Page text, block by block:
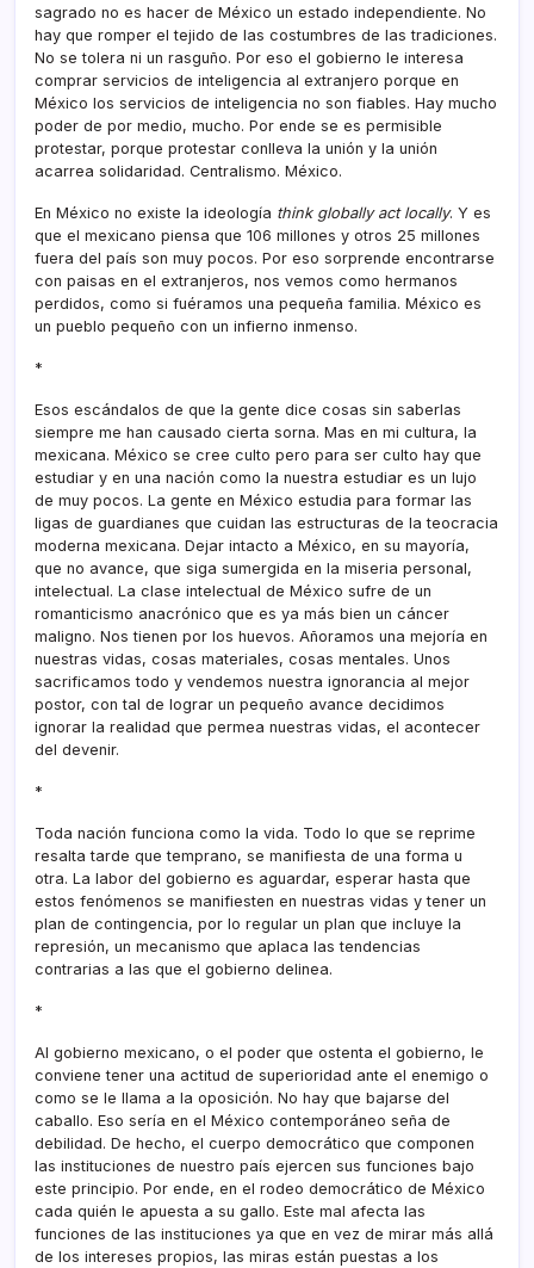
sagrado no es hacer de México un estado independiente. No
hay que romper el tejido de las costumbres de las tradiciones.
No se tolera ni un rasguño. Por eso el gobierno le interesa
comprar servicios de inteligencia al extranjero porque en
México los servicios de inteligencia no son fiables. Hay mucho
poder de por medio, mucho. Por ende se es permisible
protestar, porque protestar conlleva la unión y la unión
acarrea solidaridad. Centralismo. México.
En México no existe la ideologí­a think globally act locally. Y es
que el mexicano piensa que 106 millones y otros 25 millones
fuera del paí­s son muy pocos. Por eso sorprende encontrarse
con paisas en el extranjeros, nos vemos como hermanos
perdidos, como si fuéramos una pequeña familia. México es
un pueblo pequeño con un infierno inmenso.
*
Esos escándalos de que la gente dice cosas sin saberlas
siempre me han causado cierta sorna. Mas en mi cultura, la
mexicana. México se cree culto pero para ser culto hay que
estudiar y en una nación como la nuestra estudiar es un lujo
de muy pocos. La gente en México estudia para formar las
ligas de guardianes que cuidan las estructuras de la teocracia
moderna mexicana. Dejar intacto a México, en su mayorí­a,
que no avance, que siga sumergida en la miseria personal,
intelectual. La clase intelectual de México sufre de un
romanticismo anacrónico que es ya más bien un cáncer
maligno. Nos tienen por los huevos. Añoramos una mejorí­a en
nuestras vidas, cosas materiales, cosas mentales. Unos
sacrificamos todo y vendemos nuestra ignorancia al mejor
postor, con tal de lograr un pequeño avance decidimos
ignorar la realidad que permea nuestras vidas, el acontecer
del devenir.
*
Toda nación funciona como la vida. Todo lo que se reprime
resalta tarde que temprano, se manifiesta de una forma u
otra. La labor del gobierno es aguardar, esperar hasta que
estos fenómenos se manifiesten en nuestras vidas y tener un
plan de contingencia, por lo regular un plan que incluye la
represión, un mecanismo que aplaca las tendencias
contrarias a las que el gobierno delinea.
*
Al gobierno mexicano, o el poder que ostenta el gobierno, le
conviene tener una actitud de superioridad ante el enemigo o
como se le llama a la oposición. No hay que bajarse del
caballo. Eso serí­a en el México contemporáneo seña de
debilidad. De hecho, el cuerpo democrático que componen
las instituciones de nuestro paí­s ejercen sus funciones bajo
este principio. Por ende, en el rodeo democrático de México
cada quién le apuesta a su gallo. Este mal afecta las
funciones de las instituciones ya que en vez de mirar más allá
de los intereses propios, las miras están puestas a los